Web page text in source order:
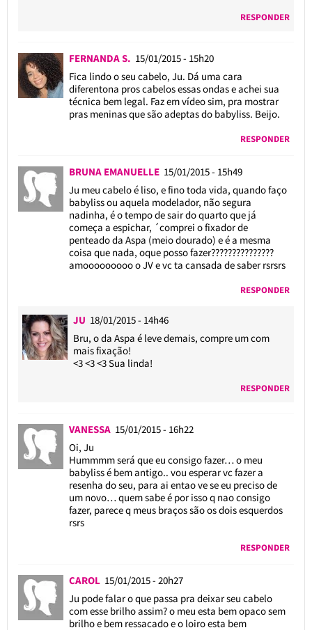
RESPONDER
FERNANDA S. 15/01/2015 - 15h20
Fica lindo o seu cabelo, Ju. Dá uma cara
diferentona pros cabelos essas ondas e achei sua
técnica bem legal. Faz em vídeo sim, pra mostrar
pras meninas que são adeptas do babyliss. Beijo.
RESPONDER
BRUNA EMANUELLE 15/01/2015 - 15h49
Ju meu cabelo é liso, e fino toda vida, quando faço
babyliss ou aquela modelador, não segura
nadinha, é o tempo de sair do quarto que já
começa a espichar, ´comprei o fixador de
penteado da Aspa (meio dourado) e é a mesma
coisa que nada, oque posso fazer???????????????
amooooooooo o JV e vc ta cansada de saber rsrsrs
RESPONDER
JU 18/01/2015 - 14h46
Bru, o da Aspa é leve demais, compre um com
mais fixação!
<3 <3 <3 Sua linda!
RESPONDER
VANESSA 15/01/2015 - 16h22
Oi, Ju
Hummmm será que eu consigo fazer… o meu
babyliss é bem antigo.. vou esperar vc fazer a
resenha do seu, para ai entao ve se eu preciso de
um novo… quem sabe é por isso q nao consigo
fazer, parece q meus braços são os dois esquerdos
rsrs
RESPONDER
CAROL 15/01/2015 - 20h27
Ju pode falar o que passa pra deixar seu cabelo
com esse brilho assim? o meu esta bem opaco sem
brilho e bem ressacado e o loiro esta bem